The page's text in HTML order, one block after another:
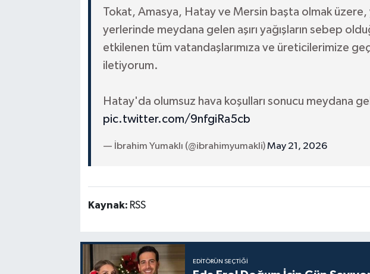
Tokat, Amasya, Hatay ve Mersin başta olmak
yerlerinde meydana gelen aşırı yağışların sebep
etkilenen tüm vatandaşlarımıza ve üreticilerimize
iletiyorum.
Hatay'da olumsuz hava koşulları sonucu meydana
pic.twitter.com/9nfgiRa5cb
— İbrahim Yumaklı (@ibrahimyumakli)May 21, 2026
Kaynak: RSS
EDITÖRÜN SEÇTIĞI